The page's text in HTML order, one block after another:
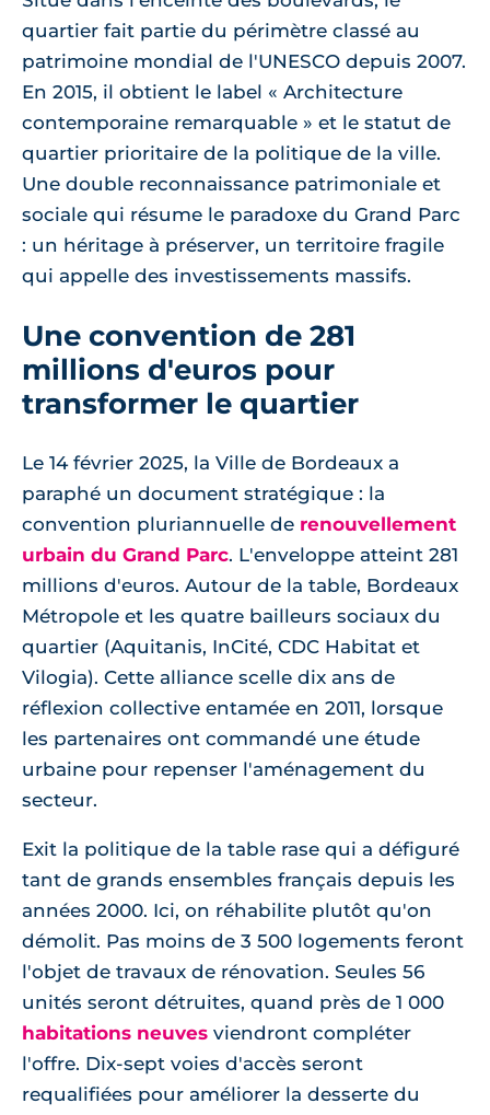
quartier fait partie du périmètre classé au
patrimoine mondial de l'UNESCO depuis 2007.
En 2015, il obtient le label « Architecture
contemporaine remarquable » et le statut de
quartier prioritaire de la politique de la ville.
Une double reconnaissance patrimoniale et
sociale qui résume le paradoxe du Grand Parc
: un héritage à préserver, un territoire fragile
qui appelle des investissements massifs.
Une convention de 281
millions d'euros pour
transformer le quartier
Le 14 février 2025, la Ville de Bordeaux a
paraphé un document stratégique : la
convention pluriannuelle de renouvellement
urbain du Grand Parc. L'enveloppe atteint 281
millions d'euros. Autour de la table, Bordeaux
Métropole et les quatre bailleurs sociaux du
quartier (Aquitanis, InCité, CDC Habitat et
Vilogia). Cette alliance scelle dix ans de
réflexion collective entamée en 2011, lorsque
les partenaires ont commandé une étude
urbaine pour repenser l'aménagement du
secteur.
Exit la politique de la table rase qui a défiguré
tant de grands ensembles français depuis les
années 2000. Ici, on réhabilite plutôt qu'on
démolit. Pas moins de 3 500 logements feront
l'objet de travaux de rénovation. Seules 56
unités seront détruites, quand près de 1 000
habitations neuves viendront compléter
l'offre. Dix-sept voies d'accès seront
requalifiées pour améliorer la desserte du